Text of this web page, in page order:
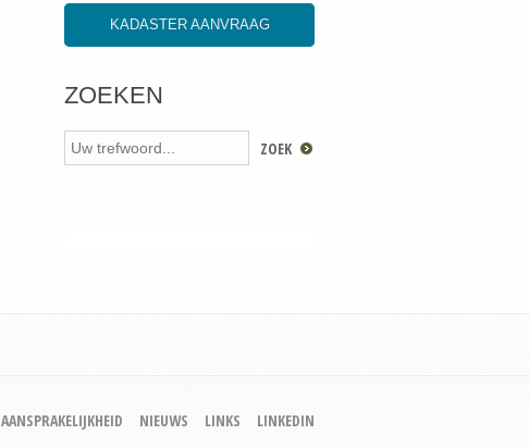
KADASTER AANVRAAG
ZOEKEN
AANSPRAKELIJKHEID NIEUWS LINKS LINKEDIN